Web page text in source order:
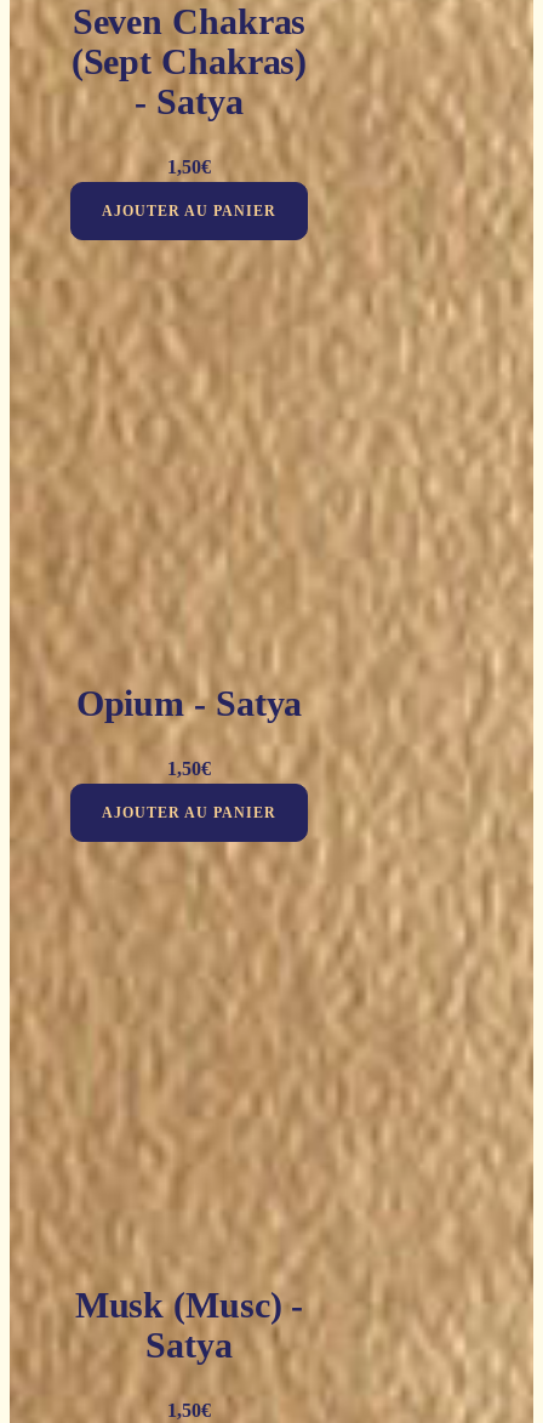
Seven Chakras
(Sept Chakras)
- Satya
1,50€
AJOUTER AU PANIER
Opium - Satya
1,50€
AJOUTER AU PANIER
Musk (Musc) -
Satya
1,50€